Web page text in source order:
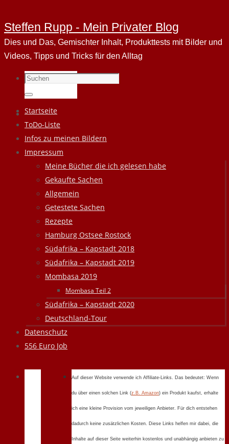
Steffen Rupp - Mein Privater Blog
Dies und Das, Gemischter Inhalt, Produkttests mit Bilder und
Videos, Tipps und Tricks für den Alltag
Suchen
nach:
Suchen
Zum
Inhalt
springen
Startseite
ToDo-Liste
Infos zu meinen Bildern
Impressum
Meine Bücher die ich gelesen habe
Gekaufte Sachen
Allgemein
Getestete Sachen
Rezepte
Hamburg Ostsee Rostock
Südafrika – Kapstadt 2018
Südafrika – Kapstadt 2019
Mombasa 2019
Mombasa Teil 2
Südafrika – Kapstadt 2020
Deutschland-Tour
Datenschutz
556 Euro Job
Auf dieser Website verwende ich Affiliate-Links. Das bedeutet: Wenn
du über einen solchen Link (z.B. Amazon) ein Produkt kaufst, erhalte
ich eine kleine Provision vom jeweiligen Anbieter. Für dich entstehen
dadurch keine zusätzlichen Kosten. Diese Links helfen mir dabei, die
Inhalte auf dieser Seite weiterhin kostenlos und unabhängig anbieten zu